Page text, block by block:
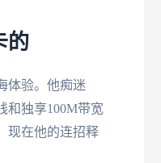
的
体验。他痴迷
和独享100M带宽
现在他的连招释